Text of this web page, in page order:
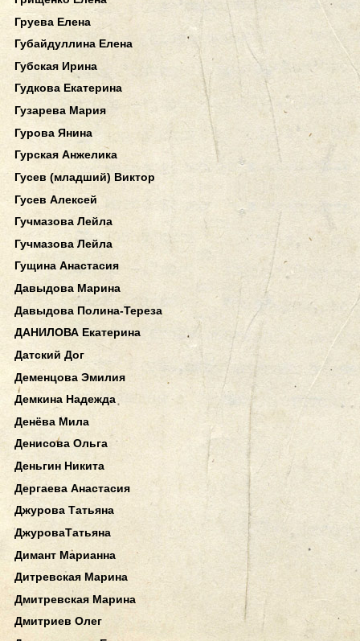
Груева Елена
Губайдуллина Елена
Губская Ирина
Гудкова Екатерина
Гузарева Мария
Гурова Янина
Гурская Анжелика
Гусев (младший) Виктор
Гусев Алексей
Гучмазова Лейла
Гучмазова Лейла
Гущина Анастасия
Давыдова Марина
Давыдова Полина-Тереза
ДАНИЛОВА Екатерина
Датский Дог
Деменцова Эмилия
Демкина Надежда
Денёва Мила
Денисова Ольга
Деньгин Никита
Дергаева Анастасия
Джурова Татьяна
ДжуроваТатьяна
Димант Марианна
Дитревская Марина
Дмитревская Марина
Дмитриев Олег